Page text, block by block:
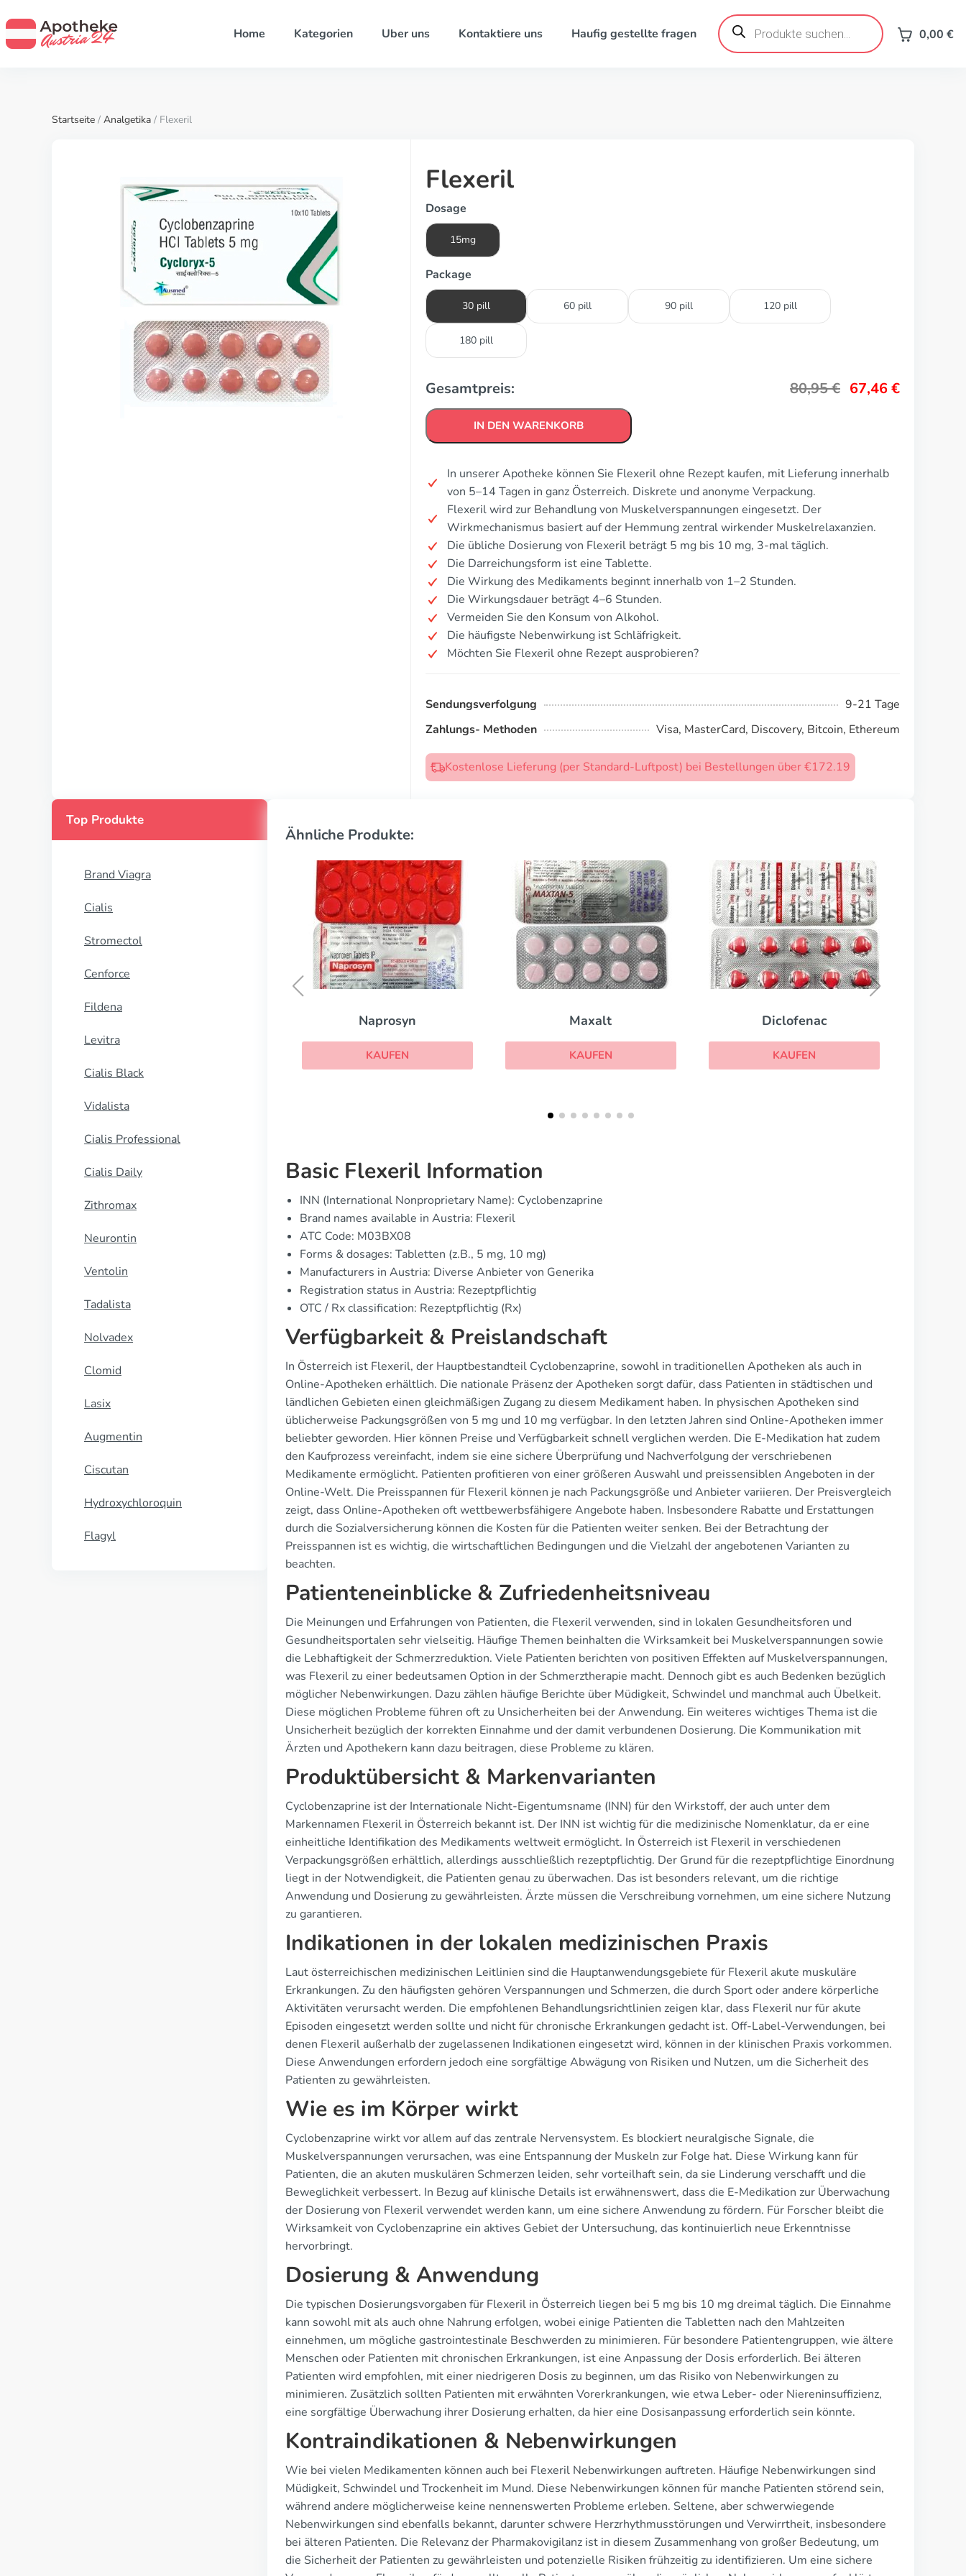
Home Kategorien Uber uns Kontaktiere uns Haufig gestellte fragen
Products
search 0,00 €
Startseite / Analgetika / Flexeril
Flexeril
Dosage
15mg
Package
30 pill 60 pill 90 pill 120 pill
180 pill
Gesamtpreis: 80,95€ 67,46€
IN DEN WARENKORB
In unserer Apotheke können Sie Flexeril ohne Rezept kaufen, mit Lieferung innerhalb
von 5–14 Tagen in ganz Österreich. Diskrete und anonyme Verpackung.
Flexeril wird zur Behandlung von Muskelverspannungen eingesetzt. Der
Wirkmechanismus basiert auf der Hemmung zentral wirkender Muskelrelaxanzien.
Die übliche Dosierung von Flexeril beträgt 5 mg bis 10 mg, 3-mal täglich.
Die Darreichungsform ist eine Tablette.
Die Wirkung des Medikaments beginnt innerhalb von 1–2 Stunden.
Die Wirkungsdauer beträgt 4–6 Stunden.
Vermeiden Sie den Konsum von Alkohol.
Die häufigste Nebenwirkung ist Schläfrigkeit.
Möchten Sie Flexeril ohne Rezept ausprobieren?
Sendungsverfolgung
9-21 Tage
Zahlungs- Methoden
Visa, MasterCard, Discovery, Bitcoin, Ethereum
Kostenlose Lieferung (per Standard-Luftpost) bei Bestellungen über €172.19
Top Produkte
Brand Viagra
Cialis
Stromectol
Cenforce
Fildena
Levitra
Cialis Black
Vidalista
Cialis Professional
Cialis Daily
Zithromax
Neurontin
Ventolin
Tadalista
Nolvadex
Clomid
Lasix
Augmentin
Ciscutan
Hydroxychloroquin
Flagyl
Ähnliche Produkte:
Maxalt
KAUFEN
Diclofenac
KAUFEN
Toradol
KAUFEN
Basic Flexeril Information
INN (International Nonproprietary Name): Cyclobenzaprine
Brand names available in Austria: Flexeril
ATC Code: M03BX08
Forms & dosages: Tabletten (z.B., 5 mg, 10 mg)
Manufacturers in Austria: Diverse Anbieter von Generika
Registration status in Austria: Rezeptpflichtig
OTC / Rx classification: Rezeptpflichtig (Rx)
Verfügbarkeit & Preislandschaft
In Österreich ist Flexeril, der Hauptbestandteil Cyclobenzaprine, sowohl in traditionellen Apotheken als auch in
Online-Apotheken erhältlich. Die nationale Präsenz der Apotheken sorgt dafür, dass Patienten in städtischen und
ländlichen Gebieten einen gleichmäßigen Zugang zu diesem Medikament haben. In physischen Apotheken sind
üblicherweise Packungsgrößen von 5 mg und 10 mg verfügbar. In den letzten Jahren sind Online-Apotheken immer
beliebter geworden. Hier können Preise und Verfügbarkeit schnell verglichen werden. Die E-Medikation hat zudem
den Kaufprozess vereinfacht, indem sie eine sichere Überprüfung und Nachverfolgung der verschriebenen
Medikamente ermöglicht. Patienten profitieren von einer größeren Auswahl und preissensiblen Angeboten in der
Online-Welt. Die Preisspannen für Flexeril können je nach Packungsgröße und Anbieter variieren. Der Preisvergleich
zeigt, dass Online-Apotheken oft wettbewerbsfähigere Angebote haben. Insbesondere Rabatte und Erstattungen
durch die Sozialversicherung können die Kosten für die Patienten weiter senken. Bei der Betrachtung der
Preisspannen ist es wichtig, die wirtschaftlichen Bedingungen und die Vielzahl der angebotenen Varianten zu
beachten.
Patienteneinblicke & Zufriedenheitsniveau
Die Meinungen und Erfahrungen von Patienten, die Flexeril verwenden, sind in lokalen Gesundheitsforen und
Gesundheitsportalen sehr vielseitig. Häufige Themen beinhalten die Wirksamkeit bei Muskelverspannungen sowie
die Lebhaftigkeit der Schmerzreduktion. Viele Patienten berichten von positiven Effekten auf Muskelverspannungen,
was Flexeril zu einer bedeutsamen Option in der Schmerztherapie macht. Dennoch gibt es auch Bedenken bezüglich
möglicher Nebenwirkungen. Dazu zählen häufige Berichte über Müdigkeit, Schwindel und manchmal auch Übelkeit.
Diese möglichen Probleme führen oft zu Unsicherheiten bei der Anwendung. Ein weiteres wichtiges Thema ist die
Unsicherheit bezüglich der korrekten Einnahme und der damit verbundenen Dosierung. Die Kommunikation mit
Ärzten und Apothekern kann dazu beitragen, diese Probleme zu klären.
Produktübersicht & Markenvarianten
Cyclobenzaprine ist der Internationale Nicht-Eigentumsname (INN) für den Wirkstoff, der auch unter dem
Markennamen Flexeril in Österreich bekannt ist. Der INN ist wichtig für die medizinische Nomenklatur, da er eine
einheitliche Identifikation des Medikaments weltweit ermöglicht. In Österreich ist Flexeril in verschiedenen
Verpackungsgrößen erhältlich, allerdings ausschließlich rezeptpflichtig. Der Grund für die rezeptpflichtige Einordnung
liegt in der Notwendigkeit, die Patienten genau zu überwachen. Das ist besonders relevant, um die richtige
Anwendung und Dosierung zu gewährleisten. Ärzte müssen die Verschreibung vornehmen, um eine sichere Nutzung
zu garantieren.
Indikationen in der lokalen medizinischen Praxis
Laut österreichischen medizinischen Leitlinien sind die Hauptanwendungsgebiete für Flexeril akute muskuläre
Erkrankungen. Zu den häufigsten gehören Verspannungen und Schmerzen, die durch Sport oder andere körperliche
Aktivitäten verursacht werden. Die empfohlenen Behandlungsrichtlinien zeigen klar, dass Flexeril nur für akute
Episoden eingesetzt werden sollte und nicht für chronische Erkrankungen gedacht ist. Off-Label-Verwendungen, bei
denen Flexeril außerhalb der zugelassenen Indikationen eingesetzt wird, können in der klinischen Praxis vorkommen.
Diese Anwendungen erfordern jedoch eine sorgfältige Abwägung von Risiken und Nutzen, um die Sicherheit des
Patienten zu gewährleisten.
Wie es im Körper wirkt
Cyclobenzaprine wirkt vor allem auf das zentrale Nervensystem. Es blockiert neuralgische Signale, die
Muskelverspannungen verursachen, was eine Entspannung der Muskeln zur Folge hat. Diese Wirkung kann für
Patienten, die an akuten muskulären Schmerzen leiden, sehr vorteilhaft sein, da sie Linderung verschafft und die
Beweglichkeit verbessert. In Bezug auf klinische Details ist erwähnenswert, dass die E-Medikation zur Überwachung
der Dosierung von Flexeril verwendet werden kann, um eine sichere Anwendung zu fördern. Für Forscher bleibt die
Wirksamkeit von Cyclobenzaprine ein aktives Gebiet der Untersuchung, das kontinuierlich neue Erkenntnisse
hervorbringt.
Dosierung & Anwendung
Die typischen Dosierungsvorgaben für Flexeril in Österreich liegen bei 5 mg bis 10 mg dreimal täglich. Die Einnahme
kann sowohl mit als auch ohne Nahrung erfolgen, wobei einige Patienten die Tabletten nach den Mahlzeiten
einnehmen, um mögliche gastrointestinale Beschwerden zu minimieren. Für besondere Patientengruppen, wie ältere
Menschen oder Patienten mit chronischen Erkrankungen, ist eine Anpassung der Dosis erforderlich. Bei älteren
Patienten wird empfohlen, mit einer niedrigeren Dosis zu beginnen, um das Risiko von Nebenwirkungen zu
minimieren. Zusätzlich sollten Patienten mit erwähnten Vorerkrankungen, wie etwa Leber- oder Niereninsuffizienz,
eine sorgfältige Überwachung ihrer Dosierung erhalten, da hier eine Dosisanpassung erforderlich sein könnte.
Kontraindikationen & Nebenwirkungen
Wie bei vielen Medikamenten können auch bei Flexeril Nebenwirkungen auftreten. Häufige Nebenwirkungen sind
Müdigkeit, Schwindel und Trockenheit im Mund. Diese Nebenwirkungen können für manche Patienten störend sein,
während andere möglicherweise keine nennenswerten Probleme erleben. Seltene, aber schwerwiegende
Nebenwirkungen sind ebenfalls bekannt, darunter schwere Herzrhythmusstörungen und Verwirrtheit, insbesondere
bei älteren Patienten. Die Relevanz der Pharmakovigilanz ist in diesem Zusammenhang von großer Bedeutung, um
die Sicherheit der Patienten zu gewährleisten und potenzielle Risiken frühzeitig zu identifizieren. Um eine sichere